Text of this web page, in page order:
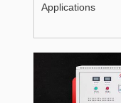
Applications